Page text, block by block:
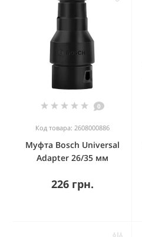
0
Код товара: 2608000886
Муфта Bosch Universal
Adapter 26/35 мм
226 грн.